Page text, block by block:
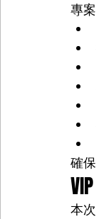
專
確
本